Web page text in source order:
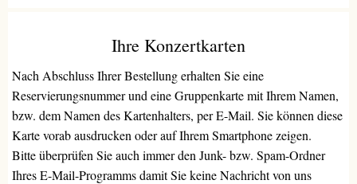
Ihre Konzertkarten
Nach Abschluss Ihrer Bestellung erhalten Sie eine
Reservierungsnummer und eine Gruppenkarte mit Ihrem Namen,
bzw. dem Namen des Kartenhalters, per E-Mail. Sie können diese
Karte vorab ausdrucken oder auf Ihrem Smartphone zeigen.
Bitte überprüfen Sie auch immer den Junk- bzw. Spam-Ordner
Ihres E-Mail-Programms damit Sie keine Nachricht von uns